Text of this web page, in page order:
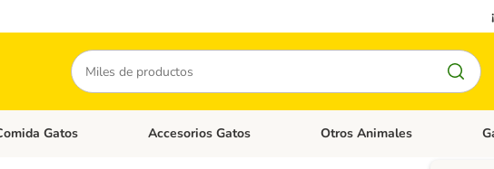
Buscar
Perrosde categoria abierto: Accesorios Perros
Gatos Menú de categoria abierto: Comida Gatos
Accesorios Gatos Menú de categoria abierto:
Otros Animales